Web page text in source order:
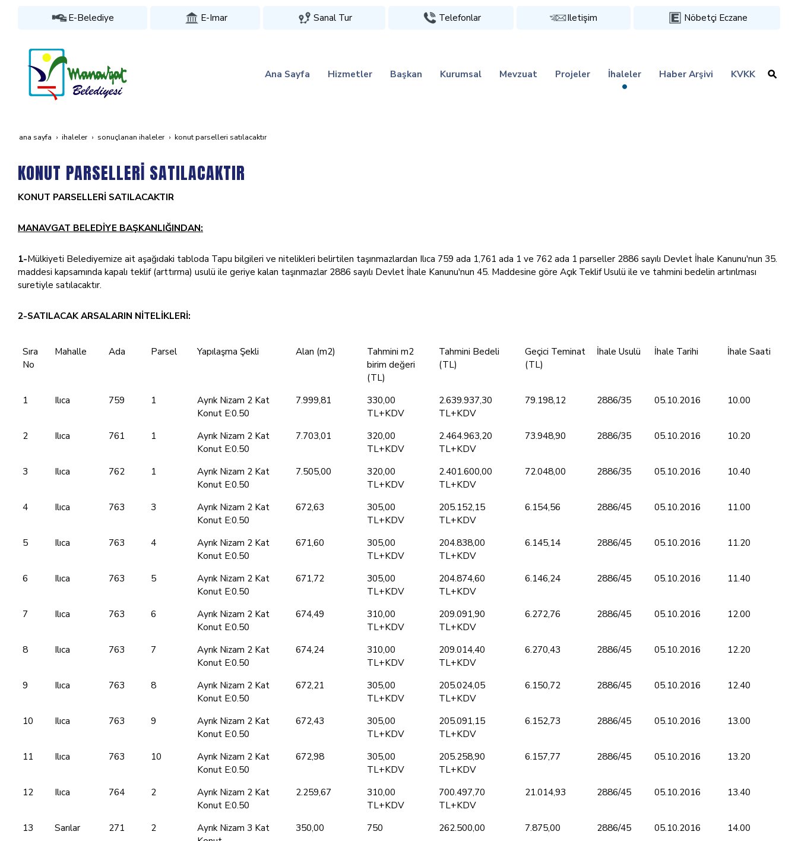
E-Belediye E-Imar Sanal Tur Telefonlar Iletişim Nöbetçi Eczane
Ana Sayfa Hizmetler Başkan Kurumsal Mevzuat Projeler İhaleler Haber Arşivi KVKK
ana sayfa i̇haleler sonuçlanan i̇haleler konut parselleri̇ satilacaktir
KONUT PARSELLERİ SATILACAKTIR
KONUT PARSELLERİ SATILACAKTIR
MANAVGAT BELEDİYE BAŞKANLIĞINDAN:
1-Mülkiyeti Belediyemize ait aşağıdaki tabloda Tapu bilgileri ve nitelikleri belirtilen taşınmazlardan Ilıca 759 ada 1,761 ada 1 ve 762 ada 1 parseller 2886 sayılı Devlet İhale Kanunu'nun 35.
maddesi kapsamında kapalı teklif (arttırma) usulü ile geriye kalan taşınmazlar 2886 sayılı Devlet İhale Kanunu'nun 45. Maddesine göre Açık Teklif Usulü ile ve tahmini bedelin artırılması
suretiyle satılacaktır.
2-SATILACAK ARSALARIN NİTELİKLERİ:
Sıra
No
Mahalle Ada Parsel Yapılaşma Şekli Alan (m2)
Tahmini m2
birim değeri
(TL)
Tahmini Bedeli
(TL)
Geçici Teminat
(TL)
İhale Usulü İhale Tarihi İhale Saati
1 Ilıca 759 1
Ayrık Nizam 2 Kat
Konut E:0.50
7.999,81
330,00
TL+KDV
2.639.937,30
TL+KDV
79.198,12 2886/35 05.10.2016 10.00
2 Ilıca 761 1
Ayrık Nizam 2 Kat
Konut E:0.50
7.703,01
320,00
TL+KDV
2.464.963,20
TL+KDV
73.948,90 2886/35 05.10.2016 10.20
3 Ilıca 762 1
Ayrık Nizam 2 Kat
Konut E:0.50
7.505,00
320,00
TL+KDV
2.401.600,00
TL+KDV
72.048,00 2886/35 05.10.2016 10.40
4 Ilıca 763 3
Ayrık Nizam 2 Kat
Konut E:0.50
672,63
305,00
TL+KDV
205.152,15
TL+KDV
6.154,56 2886/45 05.10.2016 11.00
5 Ilıca 763 4
Ayrık Nizam 2 Kat
Konut E:0.50
671,60
305,00
TL+KDV
204.838,00
TL+KDV
6.145,14 2886/45 05.10.2016 11.20
6 Ilıca 763 5
Ayrık Nizam 2 Kat
Konut E:0.50
671,72
305,00
TL+KDV
204.874,60
TL+KDV
6.146,24 2886/45 05.10.2016 11.40
7 Ilıca 763 6
Ayrık Nizam 2 Kat
Konut E:0.50
674,49
310,00
TL+KDV
209.091,90
TL+KDV
6.272,76 2886/45 05.10.2016 12.00
8 Ilıca 763 7
Ayrık Nizam 2 Kat
Konut E:0.50
674,24
310,00
TL+KDV
209.014,40
TL+KDV
6.270,43 2886/45 05.10.2016 12.20
9 Ilıca 763 8
Ayrık Nizam 2 Kat
Konut E:0.50
672,21
305,00
TL+KDV
205.024,05
TL+KDV
6.150,72 2886/45 05.10.2016 12.40
10 Ilıca 763 9
Ayrık Nizam 2 Kat
Konut E:0.50
672,43
305,00
TL+KDV
205.091,15
TL+KDV
6.152,73 2886/45 05.10.2016 13.00
11 Ilıca 763 10
Ayrık Nizam 2 Kat
Konut E:0.50
672,98
305,00
TL+KDV
205.258,90
TL+KDV
6.157,77 2886/45 05.10.2016 13.20
12 Ilıca 764 2
Ayrık Nizam 2 Kat
Konut E:0.50
2.259,67
310,00
TL+KDV
700.497,70
TL+KDV
21.014,93 2886/45 05.10.2016 13.40
13 Sarılar 271 2
Ayrık Nizam 3 Kat
350,00 750 262.500,00 7.875,00 2886/45 05.10.2016 14.00